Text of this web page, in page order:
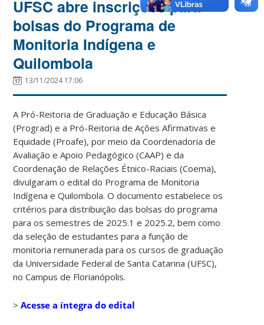
UFSC abre inscrições para
bolsas do Programa de
Monitoria Indígena e
Quilombola
13/11/2024 17:06
A Pró-Reitoria de Graduação e Educação Básica
(Prograd) e a Pró-Reitoria de Ações Afirmativas e
Equidade (Proafe), por meio da Coordenadoria de
Avaliação e Apoio Pedagógico (CAAP) e da
Coordenação de Relações Étnico-Raciais (Coema),
divulgaram o edital do Programa de Monitoria
Indígena e Quilombola. O documento estabelece os
critérios para distribuição das bolsas do programa
para os semestres de 2025.1 e 2025.2, bem como
da seleção de estudantes para a função de
monitoria remunerada para os cursos de graduação
da Universidade Federal de Santa Catarina (UFSC),
no Campus de Florianópolis.
>Acesse a íntegra do edital